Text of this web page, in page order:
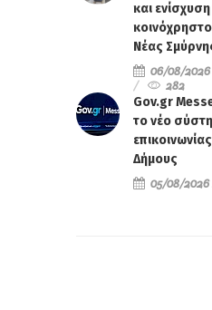
και
Νέας
06/08/2026
282
Gov.gr
το νέο
Δήμους
05/08/2026